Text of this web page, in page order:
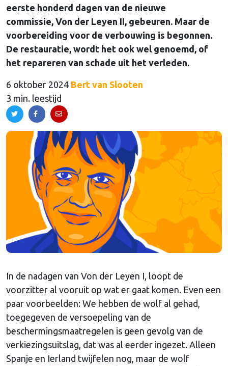
eerste honderd dagen van de nieuwe
commissie, Von der Leyen II, gebeuren. Maar de
voorbereiding voor de verbouwing is begonnen.
De restauratie, wordt het ook wel genoemd, of
het repareren van schade uit het verleden.
6 oktober 2024 Bert van Slooten
3 min. leestijd
In de nadagen van Von der Leyen I, loopt de
voorzitter al vooruit op wat er gaat komen. Even een
paar voorbeelden: We hebben de wolf al gehad,
toegegeven de versoepeling van de
beschermingsmaatregelen is geen gevolg van de
verkiezingsuitslag, dat was al eerder ingezet. Alleen
Spanje en Ierland twijfelen nog, maar de wolf